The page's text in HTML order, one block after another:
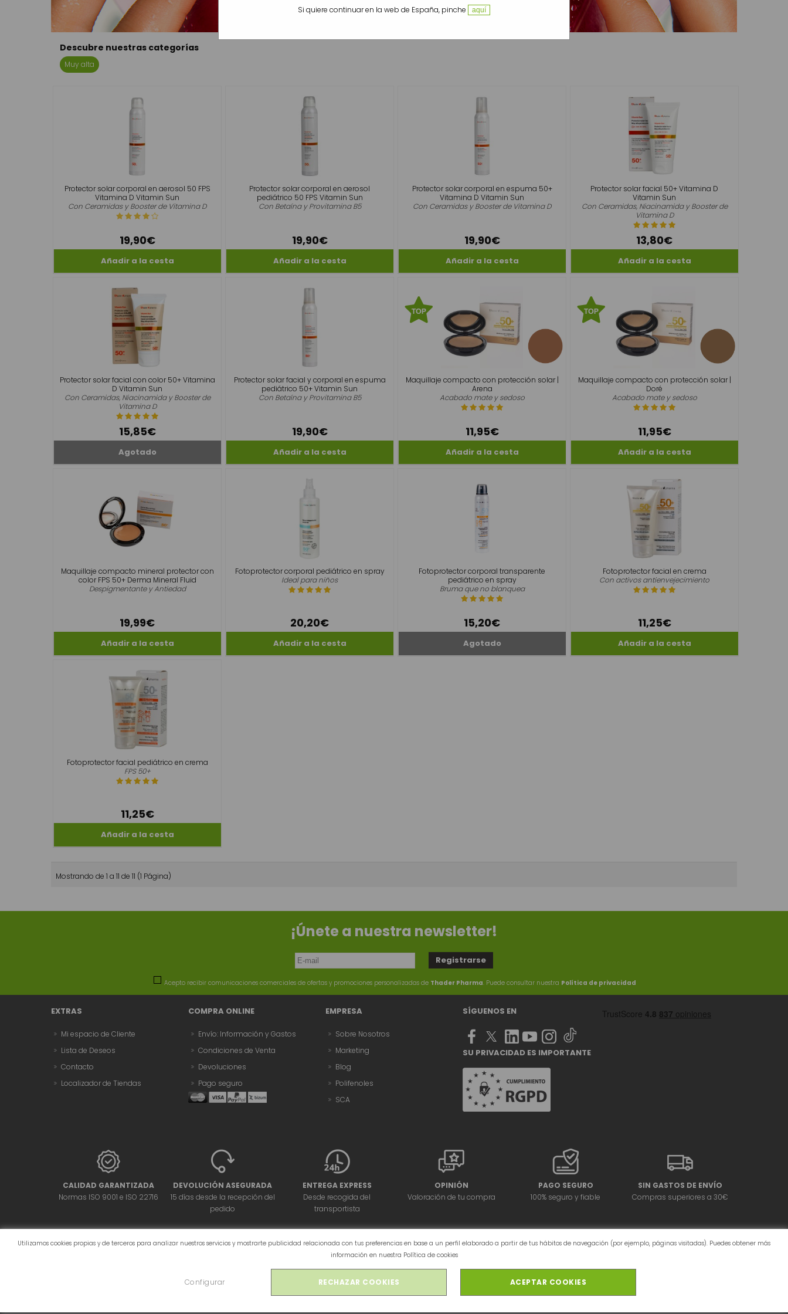
Utilizamos cookies propias y de terceros para analizar nuestros servicios y mostrarte publicidad relacionada con tus preferencias en base a un perfil elaborado a partir de tus hábitos de navegación (por ejemplo, páginas visitadas). Puedes obtener más
información en nuestra Política de cookies
Configurar RECHAZAR COOKIES ACEPTAR COOKIES
Si quiere continuar en la web de España, pinche aquí
Descubre nuestras categorías
Muy alta
Protector solar corporal en aerosol 50 FPS
Vitamina D Vitamin Sun
Con Ceramidas y Booster de Vitamina D
19,90€
Protector solar corporal en aerosol
pediátrico 50 FPS Vitamin Sun
Con Betaína y Provitamina B5
19,90€
Protector solar corporal en espuma 50+
Vitamina D Vitamin Sun
Con Ceramidas y Booster de Vitamina D
19,90€
Protector solar facial 50+ Vitamina D
Vitamin Sun
Con Ceramidas, Niacinamida y Booster de
Vitamina D
13,80€
Protector solar facial con color 50+ Vitamina
D Vitamin Sun
Con Ceramidas, Niacinamida y Booster de
Vitamina D
15,85€
Protector solar facial y corporal en espuma
pediátrico 50+ Vitamin Sun
Con Betaína y Provitamina B5
19,90€
Maquillaje compacto con protección solar |
Arena
Acabado mate y sedoso
11,95€
Maquillaje compacto con protección solar |
Doré
Acabado mate y sedoso
11,95€
Maquillaje compacto mineral protector con
color FPS 50+ Derma Mineral Fluid
Despigmentante y Antiedad
19,99€
Fotoprotector corporal pediátrico en spray
Ideal para niños
20,20€
Fotoprotector corporal transparente
pediátrico en spray
Bruma que no blanquea
15,20€
Fotoprotector facial en crema
Con activos antienvejecimiento
11,25€
Fotoprotector facial pediátrico en crema
FPS 50+
11,25€
Mostrando de 1 a 11 de 11 (1 Página)
¡Únete a nuestra newsletter!
Acepto recibir comunicaciones comerciales de ofertas y promociones personalizadas de Thader Pharma. Puede consultar nuestra Política de privacidad
EXTRAS
Mi espacio de Cliente
Lista de Deseos
Contacto
Localizador de Tiendas
COMPRA ONLINE
Envío: Información y Gastos
Condiciones de Venta
Devoluciones
Pago seguro
EMPRESA
Sobre Nosotros
Marketing
Blog
Polifenoles
SCA
SÍGUENOS EN
SU PRIVACIDAD ES IMPORTANTE
CALIDAD GARANTIZADA
Normas ISO 9001 e ISO 22716
DEVOLUCIÓN ASEGURADA
15 días desde la recepción del
pedido
ENTREGA EXPRESS
Desde recogida del
transportista
OPINIÓN
Valoración de tu compra
PAGO SEGURO
100% seguro y fiable
SIN GASTOS DE ENVÍO
Compras superiores a 30€